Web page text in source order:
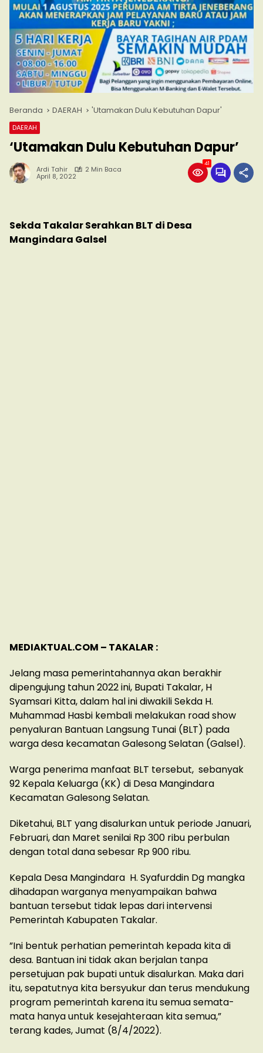
Beranda DAERAH 'Utamakan Dulu Kebutuhan Dapur'
DAERAH
‘Utamakan Dulu Kebutuhan Dapur’
Ardi Tahir 2 Min Baca
April 8, 2022
41
Sekda Takalar Serahkan BLT di Desa
Mangindara Galsel
MEDIAKTUAL.COM – TAKALAR :
Jelang masa pemerintahannya akan berakhir
dipengujung tahun 2022 ini, Bupati Takalar, H
Syamsari Kitta, dalam hal ini diwakili Sekda H.
Muhammad Hasbi kembali melakukan road show
penyaluran Bantuan Langsung Tunai (BLT) pada
warga desa kecamatan Galesong Selatan (Galsel).
Warga penerima manfaat BLT tersebut, sebanyak
92 Kepala Keluarga (KK) di Desa Mangindara
Kecamatan Galesong Selatan.
Diketahui, BLT yang disalurkan untuk periode Januari,
Februari, dan Maret senilai Rp 300 ribu perbulan
dengan total dana sebesar Rp 900 ribu.
Kepala Desa Mangindara H. Syafurddin Dg mangka
dihadapan warganya menyampaikan bahwa
bantuan tersebut tidak lepas dari intervensi
Pemerintah Kabupaten Takalar.
”Ini bentuk perhatian pemerintah kepada kita di
desa. Bantuan ini tidak akan berjalan tanpa
persetujuan pak bupati untuk disalurkan. Maka dari
itu, sepatutnya kita bersyukur dan terus mendukung
program pemerintah karena itu semua semata-
mata hanya untuk kesejahteraan kita semua,”
terang kades, Jumat (8/4/2022).